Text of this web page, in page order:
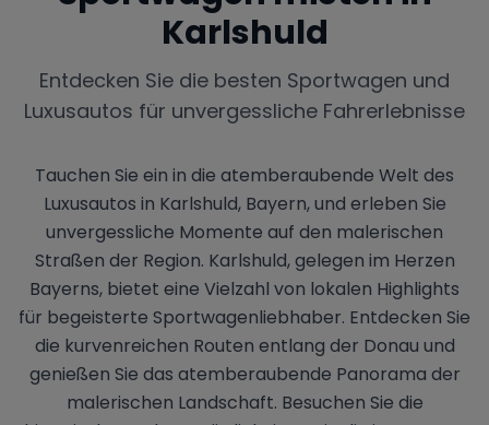
Karlshuld
Entdecken Sie die besten Sportwagen und
Luxusautos für unvergessliche Fahrerlebnisse
Tauchen Sie ein in die atemberaubende Welt des
Luxusautos in Karlshuld, Bayern, und erleben Sie
unvergessliche Momente auf den malerischen
Straßen der Region. Karlshuld, gelegen im Herzen
Bayerns, bietet eine Vielzahl von lokalen Highlights
für begeisterte Sportwagenliebhaber. Entdecken Sie
die kurvenreichen Routen entlang der Donau und
genießen Sie das atemberaubende Panorama der
malerischen Landschaft. Besuchen Sie die